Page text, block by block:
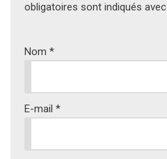
obligatoires sont indiqués avec
Nom *
E-mail *